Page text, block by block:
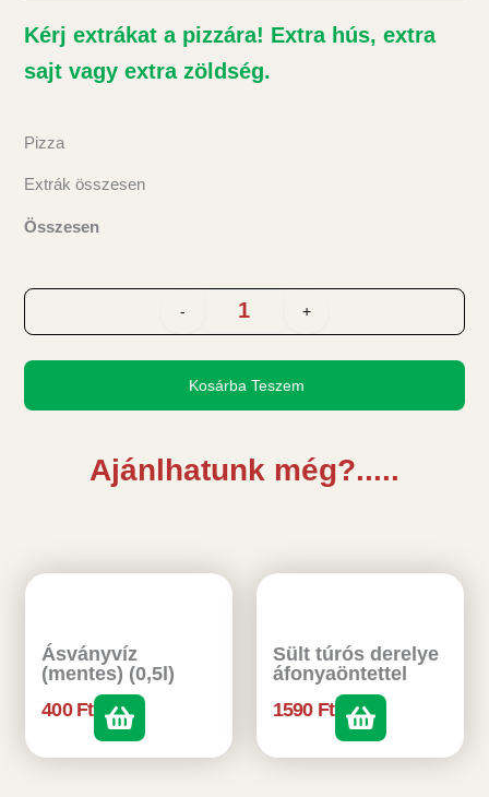
Kérj extrákat a pizzára! Extra hús, extra
sajt vagy extra zöldség.
Pizza
Extrák összesen
Összesen
- +
Kosárba Teszem
Ajánlhatunk még?.....
Ásványvíz
(mentes) (0,5l)
400 Ft
Sült túrós derelye
áfonyaöntettel
1590 Ft